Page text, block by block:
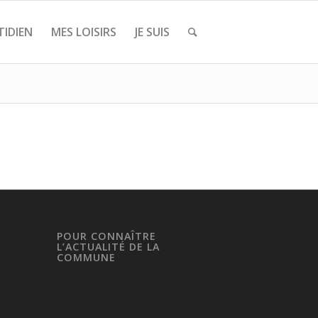
MES LOISIRS JE SUIS
POUR CONNAÎTRE
L’ACTUALITÉ DE LA
COMMUNE